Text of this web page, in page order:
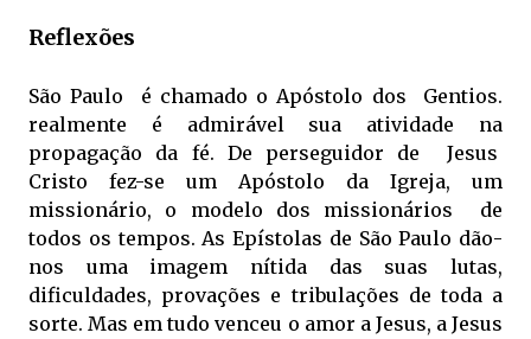
Reflexões
São Paulo é chamado o Apóstolo dos Gentios.
realmente é admirável sua atividade na
propagação da fé. De perseguidor de Jesus
Cristo fez-se um Apóstolo da Igreja, um
missionário, o modelo dos missionários de
todos os tempos. As Epístolas de São Paulo dão-
nos uma imagem nítida das suas lutas,
dificuldades, provações e tribulações de toda a
sorte. Mas em tudo venceu o amor a Jesus, a Jesus